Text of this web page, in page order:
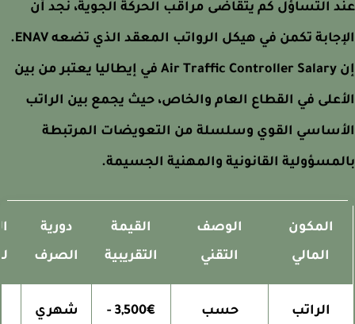
التساؤل كم يتقاضى مراقب الحركة الجوية، نجد أن
الإجابة تكمن في هيكل الرواتب المعقد الذي تضعه ENAV.
إن Air Traffic Controller Salary في إيطاليا يعتبر من بين
في القطاع العام والخاص، حيث يجمع بين الراتب
القوي وسلسلة من التعويضات المرتبطة
القانونية والمهنية الجسيمة.
المكون
المالي
الوصف
التقني
القيمة
التقريبية
دورية
الصرف
الراتب
حسب
3,500€ -
شهري